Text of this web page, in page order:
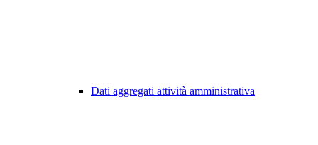
Dati aggregati attività amministrativa